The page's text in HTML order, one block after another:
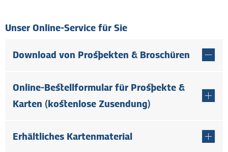
Unser Online-Service für Sie
Download von Prospekten & Broschüren
Online-Bestellformular für Prospekte &
Karten (kostenlose Zusendung)
Erhältliches Kartenmaterial